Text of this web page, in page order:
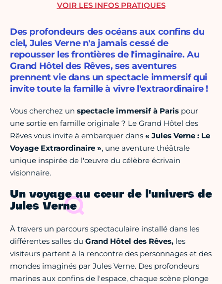
Des profondeurs des océans aux confins du
ciel, Jules Verne n'a jamais cessé de
repousser les frontières de l'imaginaire. Au
Grand Hôtel des Rêves, ses aventures
prennent vie dans un spectacle immersif qui
invite toute la famille à vivre l'extraordinaire !
Vous cherchez un spectacle immersif à Paris pour
une sortie en famille originale ? Le Grand Hôtel des
Rêves vous invite à embarquer dans « Jules Verne : Le
Voyage Extraordinaire », une aventure théâtrale
unique inspirée de l'œuvre du célèbre écrivain
visionnaire.
Un voyage au cœur de l'univers de
Jules Verne
À travers un parcours spectaculaire installé dans les
différentes salles du Grand Hôtel des Rêves, les
visiteurs partent à la rencontre des personnages et des
mondes imaginés par Jules Verne. Des profondeurs
marines aux confins de l'espace, chaque scène plonge
VOIR LES INFOS PRATIQUES